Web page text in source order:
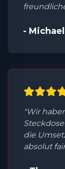
-
"Wir
die
absolut